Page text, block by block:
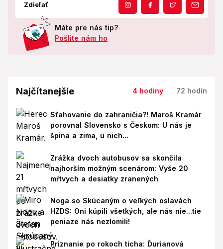
Zdieľať
Máte pre nás tip?
Pošlite nám ho
Najčítanejšie 4 hodiny 72 hodín
Sťahovanie do zahraničia?! Maroš Kramár
porovnal Slovensko s Českom: U nás je
špina a zima, u nich...
Zrážka dvoch autobusov sa skončila
najhorším možným scenárom: Vyše 20
mŕtvych a desiatky zranených
Noga so Skúcaným o veľkých oslavách
HZDS: Oni kúpili všetkých, ale nás nie...tie
peniaze nás nezlomili!
Priznanie po rokoch ticha: Ďurianová